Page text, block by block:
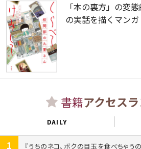
「本の裏方」の変
の実話を描くマンガ
書籍アクセス
DAILY
1
うちのネコ、ボクの目玉を食べちゃう